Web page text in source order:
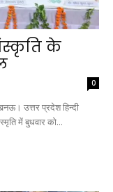
के
0
उत्तर प्रदेश हिन्दी
में बुधवार को...